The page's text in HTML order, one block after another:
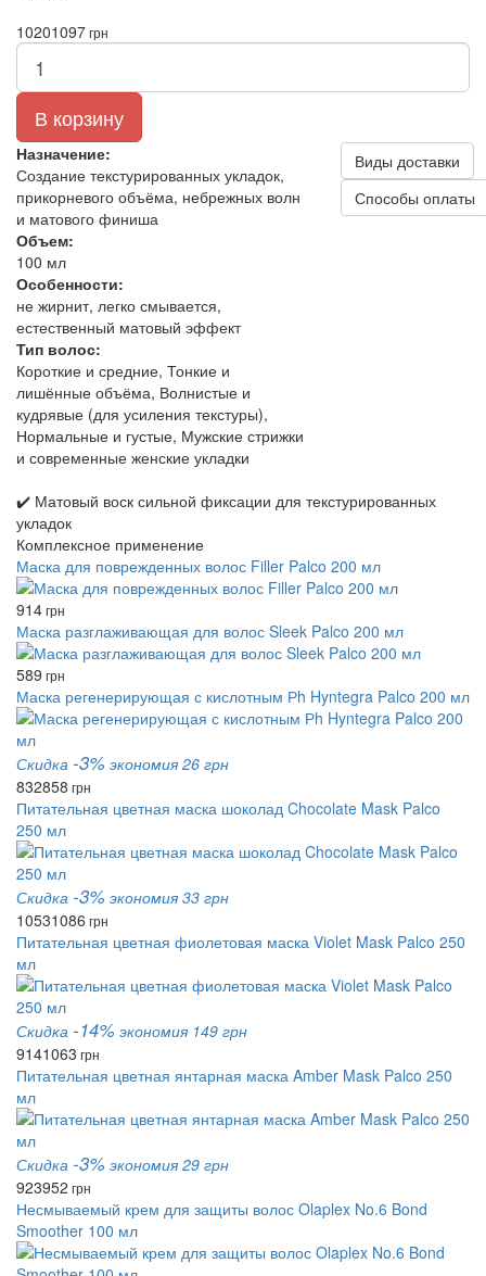
10201097грн
В корзину
Назначение:
Создание текстурированных укладок,
прикорневого объёма, небрежных волн
и матового финиша
Объем:
100 мл
Особенности:
не жирнит, легко смывается,
естественный матовый эффект
Тип волос:
Короткие и средние, Тонкие и
лишённые объёма, Волнистые и
кудрявые (для усиления текстуры),
Нормальные и густые, Мужские стрижки
и современные женские укладки
Виды доставки
Способы оплаты
✔️ Матовый воск сильной фиксации для текстурированных
укладок
Комплексное применение
Маска для поврежденных волос Filler Palco 200 мл
914грн
Маска разглаживающая для волос Sleek Palco 200 мл
589 грн
Маска регенерирующая с кислотным Рh Hyntegra Palco 200 мл
Скидка -3% экономия 26 грн
832858 грн
Питательная цветная маска шоколад Chocolate Mask Palco
250 мл
Скидка -3% экономия 33 грн
10531086 грн
Питательная цветная фиолетовая маска Violet Mask Palco 250
мл
Скидка -14% экономия 149 грн
9141063 грн
Питательная цветная янтарная маска Amber Mask Palco 250
мл
Скидка -3% экономия 29 грн
923952 грн
Несмываемый крем для защиты волос Olaplex No.6 Bond
Smoother 100 мл